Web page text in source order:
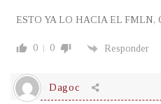
ESTO YA LO HACIA EL FMLN,
0 0 Responder
Dagoc